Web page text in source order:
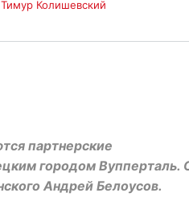
Тимур Колишевский
партнерские
городом Вупперталь.
Андрей Белоусов.